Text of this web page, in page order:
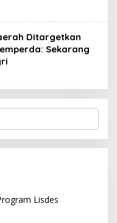
Ditargetkan
Sekarang
Lisdes